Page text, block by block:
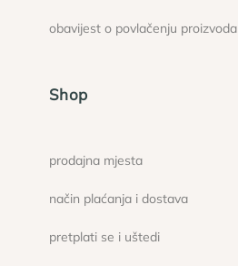
obavijest o povlačenju proizvoda
Shop
prodajna mjesta
način plaćanja i dostava
pretplati se i uštedi